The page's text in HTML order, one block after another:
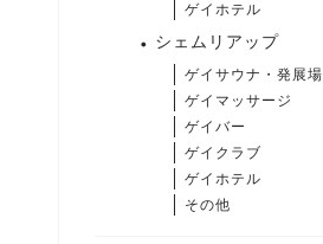
ゲイホテル
シェムリアップ
ゲイサウナ・発展場
ゲイマッサージ
ゲイバー
ゲイクラブ
ゲイホテル
その他